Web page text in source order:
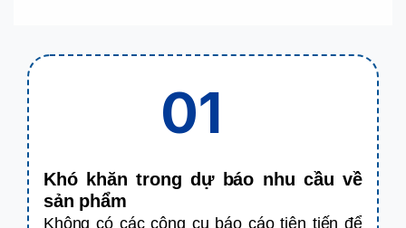
01
Khó khăn trong dự báo nhu cầu về
sản phẩm
Không có các công cụ báo cáo tiên tiến để